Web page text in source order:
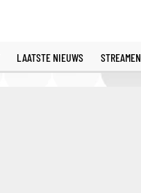
LAATSTE NIEUWS STREAMEN